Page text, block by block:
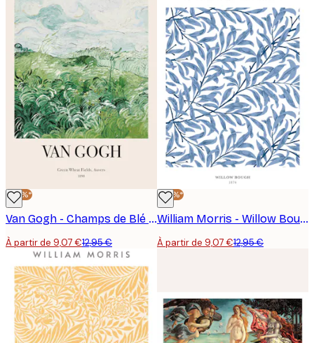
-30%*
Van Gogh - Champs de Blé Verts, Auvers No2 Poster
À partir de 9,07 €12,95 €
-30%*
William Morris - Willow Bough No2 Poster
À partir de 9,07 €12,95 €